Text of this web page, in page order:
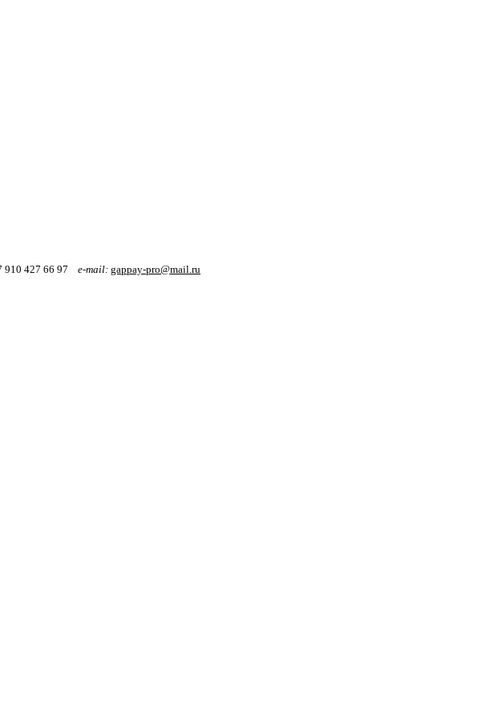
910 427 66 97 e-mail: gappay-pro@mail.ru